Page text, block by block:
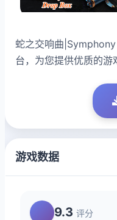
蛇之交响曲
台，为您提供优质的游
游戏数据
9.3 评分